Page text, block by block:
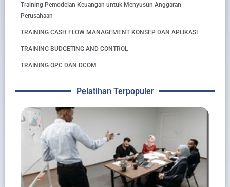
Training Pemodelan Keuangan untuk Menyusun Anggaran
Perusahaan
TRAINING CASH FLOW MANAGEMENT KONSEP DAN APLIKASI
TRAINING BUDGETING AND CONTROL
TRAINING OPC DAN DCOM
Pelatihan Terpopuler